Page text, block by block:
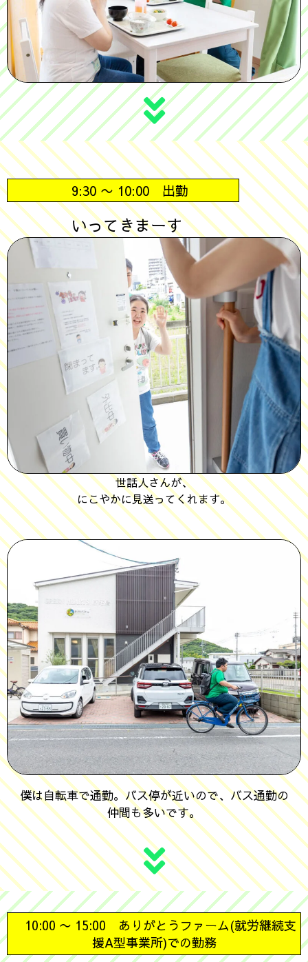
9:30 〜 10:00 出勤
いってきまーす
世話人さんが、
にこやかに見送ってくれます。
僕は自転車で通勤。バス停が近いので、バス通勤の
仲間も多いです。
10:00 〜 15:00 ありがとうファーム(就労継続支
援A型事業所)での勤務